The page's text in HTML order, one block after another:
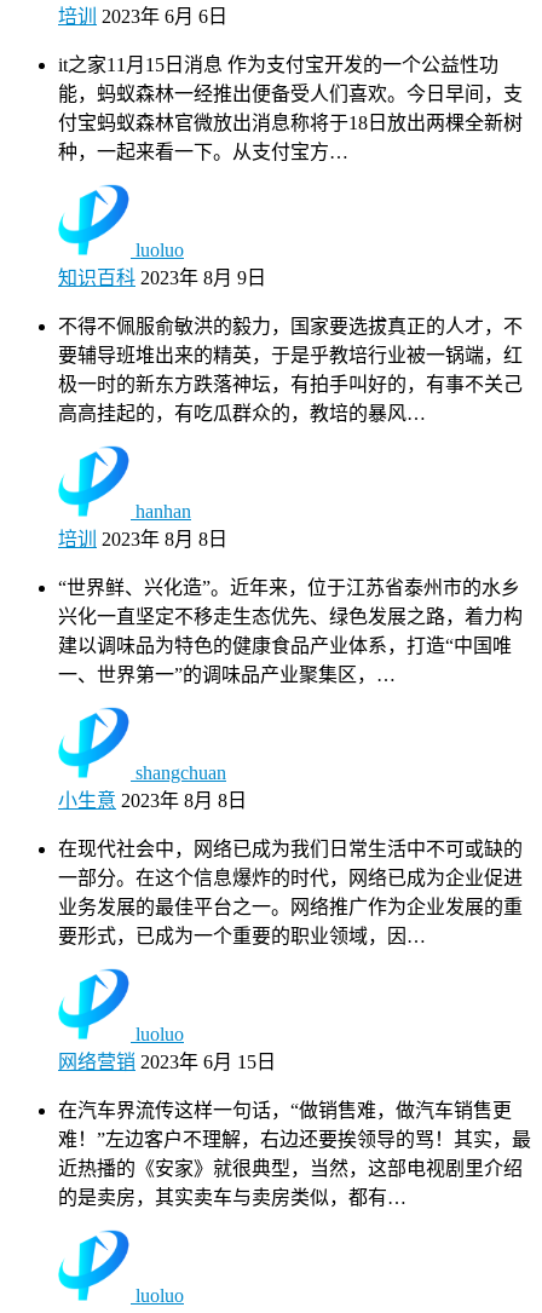
培训
2023年 6月 6日
it之家11月15日消息 作为支付宝开发的一个公益性功
能，蚂蚁森林一经推出便备受人们喜欢。今日早间，支
付宝蚂蚁森林官微放出消息称将于18日放出两棵全新树
种，一起来看一下。从支付宝方…
luoluo
知识百科 2023年 8月 9日
不得不佩服俞敏洪的毅力，国家要选拔真正的人才，不
要辅导班堆出来的精英，于是乎教培行业被一锅端，红
极一时的新东方跌落神坛，有拍手叫好的，有事不关己
高高挂起的，有吃瓜群众的，教培的暴风…
hanhan
培训
2023年 8月 8日
“世界鲜、兴化造”。近年来，位于江苏省泰州市的水乡
兴化一直坚定不移走生态优先、绿色发展之路，着力构
建以调味品为特色的健康食品产业体系，打造“中国唯
一、世界第一”的调味品产业聚集区，…
shangchuan
小生意 2023年 8月 8日
在现代社会中，网络已成为我们日常生活中不可或缺的
一部分。在这个信息爆炸的时代，网络已成为企业促进
业务发展的最佳平台之一。网络推广作为企业发展的重
要形式，已成为一个重要的职业领域，因…
luoluo
网络营销 2023年 6月 15日
在汽车界流传这样一句话，“做销售难，做汽车销售更
难！”左边客户不理解，右边还要挨领导的骂！其实，最
近热播的《安家》就很典型，当然，这部电视剧里介绍
的是卖房，其实卖车与卖房类似，都有…
luoluo